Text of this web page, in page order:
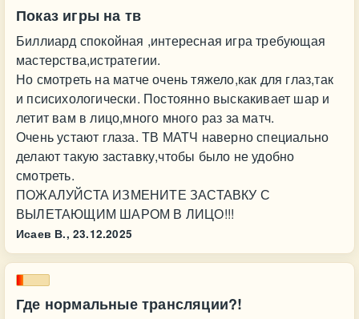
Показ игры на тв
Биллиард спокойная ,интересная игра требующая
мастерства,истратегии.
Но смотреть на матче очень тяжело,как для глаз,так
и псисихологически. Постоянно выскакивает шар и
летит вам в лицо,много много раз за матч.
Очень устают глаза. ТВ МАТЧ наверно специально
делают такую заставку,чтобы было не удобно
смотреть.
ПОЖАЛУЙСТА ИЗМЕНИТЕ ЗАСТАВКУ С
ВЫЛЕТАЮЩИМ ШАРОМ В ЛИЦО!!!
Исаев В., 23.12.2025
Где нормальные трансляции?!